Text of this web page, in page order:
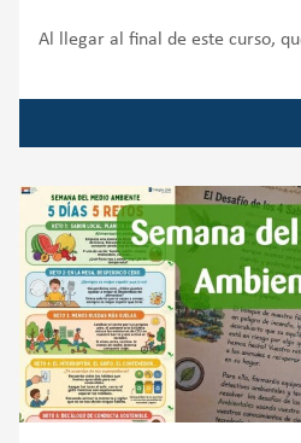
Al llegar al final de este curso,
momentos, proyectos y logros
Colegio durante el curso 2025-